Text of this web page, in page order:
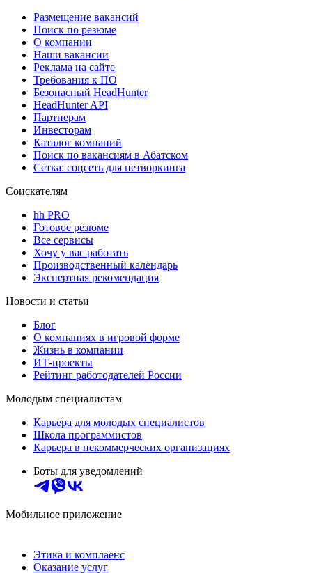
Размещение вакансий
Поиск по резюме
О компании
Наши вакансии
Реклама на сайте
Требования к ПО
Безопасный HeadHunter
HeadHunter API
Партнерам
Инвесторам
Каталог компаний
Поиск по вакансиям в Абатском
Сетка: соцсеть для нетворкинга
Соискателям
hh PRO
Готовое резюме
Все сервисы
Хочу у вас работать
Производственный календарь
Экспертная рекомендация
Новости и статьи
Блог
О компаниях в игровой форме
Жизнь в компании
ИТ-проекты
Рейтинг работодателей России
Молодым специалистам
Карьера для молодых специалистов
Школа программистов
Карьера в некоммерческих организациях
Боты для уведомлений
Мобильное приложение
Этика и комплаенс
Оказание услуг